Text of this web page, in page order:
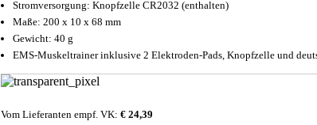
Stromversorgung: Knopfzelle CR2032 (enthalten)
Maße: 200 x 10 x 68 mm
Gewicht: 40 g
EMS-Muskeltrainer inklusive 2 Elektroden-Pads, Knopfzelle und
Vom Lieferanten empf. VK: € 24,39